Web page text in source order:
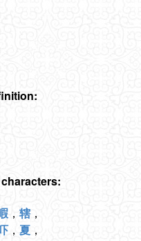
， 辖 ，
， 夏 ，